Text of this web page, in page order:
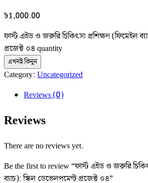
৳1,000.00
ফার্স্ট এইড ও জরুরি চিকিৎসা প্রশিক্ষণ (ফিমেইল
প্রজেক্ট ০৪ quantity
এখনই কিনুন
Category: Uncategorized
Reviews (0)
Reviews
There are no reviews yet.
Be the first to review “ফার্স্ট এইড ও জরুরি
ব্যাচ): স্কিল ডেভেলপমেন্ট প্রজেক্ট ০৪”